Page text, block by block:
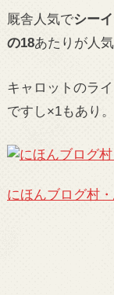
厩舎人気でシー
の18あたりが人
キャロットのラ
ですし×1もあり
にほんブログ村